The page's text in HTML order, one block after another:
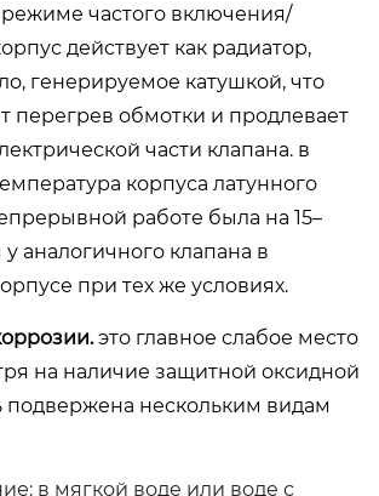
частого включения/
действует как радиатор,
генерируемое катушкой, что
перегрев обмотки и продлевает
части клапана. в
корпуса латунного
работе была на 15–
аналогичного клапана в
при тех же условиях.
это главное слабое место
на наличие защитной оксидной
подвержена нескольким видам
в мягкой воде или воде с